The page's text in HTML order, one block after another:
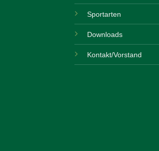
Sportarten
Downloads
Kontakt/Vorstand